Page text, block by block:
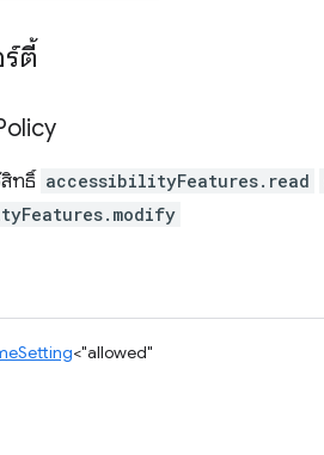
ตี้
ทธิ์ accessibilityFeatures.read
<"allowed"